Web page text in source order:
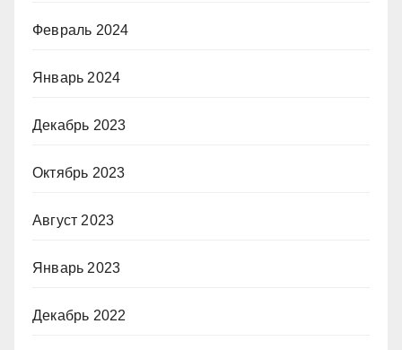
Февраль 2024
Январь 2024
Декабрь 2023
Октябрь 2023
Август 2023
Январь 2023
Декабрь 2022